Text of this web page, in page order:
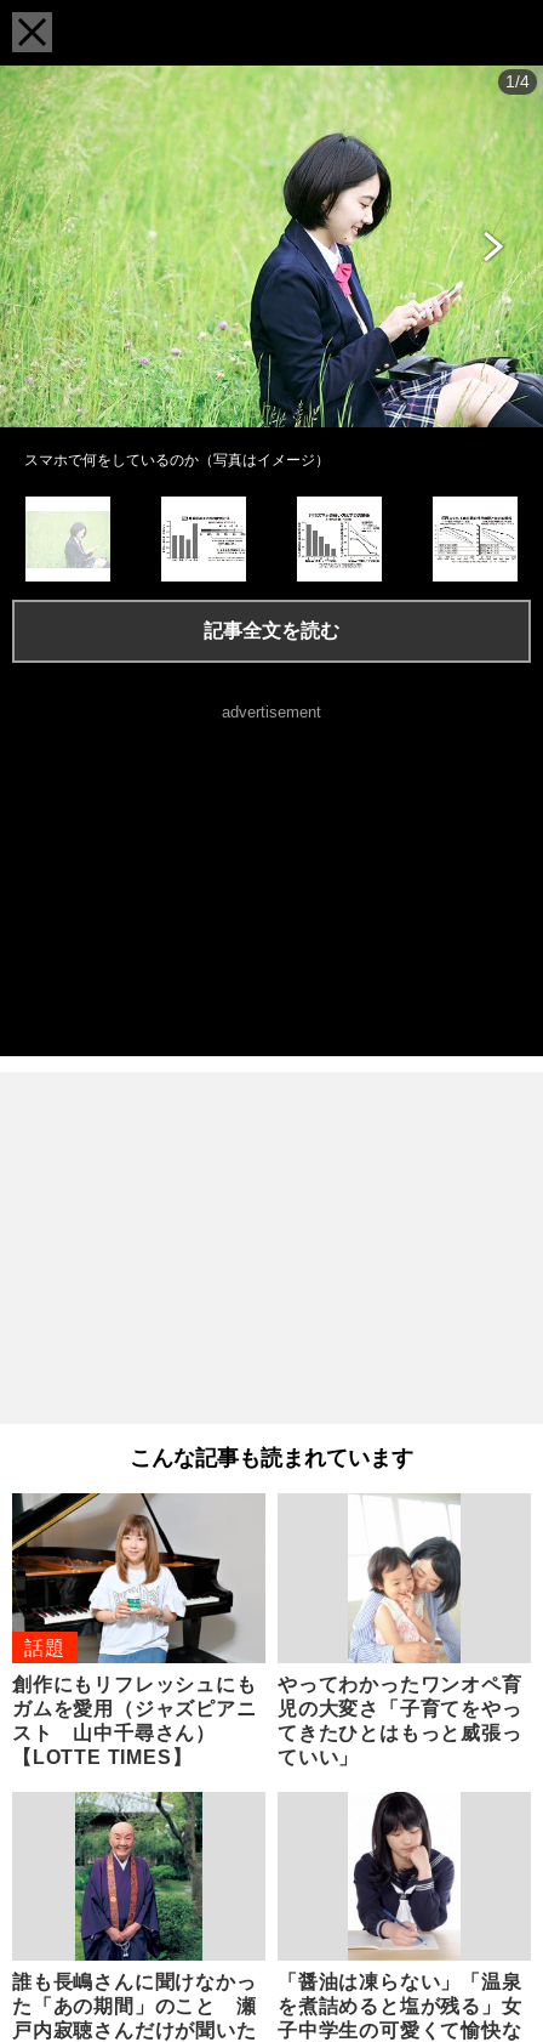
1/4
スマホで何をしているのか（写真はイメージ）
記事全文を読む
advertisement
こんな記事も読まれています
話題
創作にもリフレッシュにも
ガムを愛用（ジャズピアニ
スト 山中千尋さん）
【LOTTE TIMES】
やってわかったワンオペ育
児の大変さ「子育てをやっ
てきたひとはもっと威張っ
ていい」
誰も長嶋さんに聞けなかっ
た「あの期間」のこと 瀬
戸内寂聴さんだけが聞いた
「醤油は凍らない」「温泉
を煮詰めると塩が残る」女
子中学生の可愛くて愉快な